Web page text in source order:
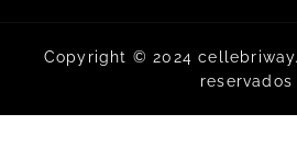
Copyright © 2024
reservados